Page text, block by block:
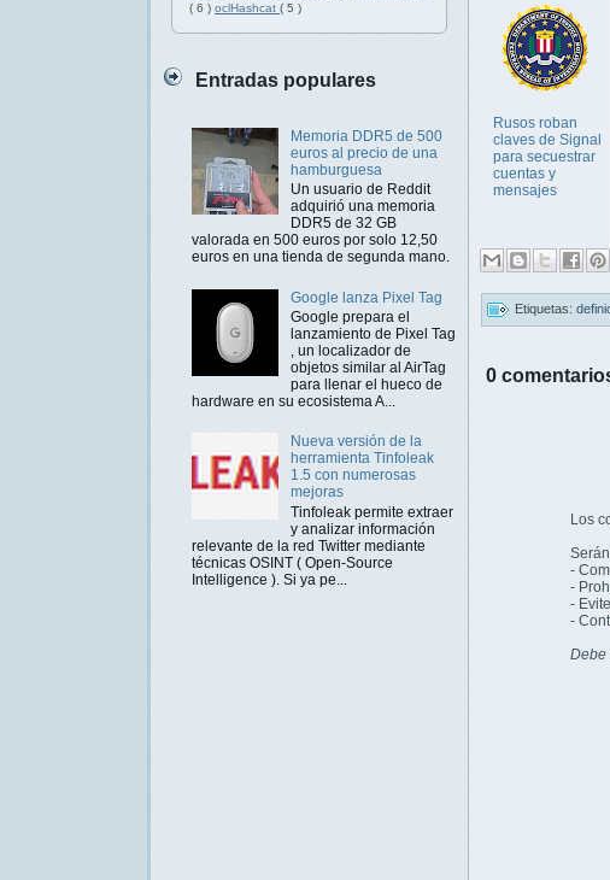
( 6 ) oclHashcat ( 5 )
Entradas populares
Memoria DDR5 de 500
euros al precio de una
hamburguesa
Un usuario de Reddit
adquirió una memoria
DDR5 de 32 GB
valorada en 500 euros por solo 12,50
euros en una tienda de segunda mano.
Google lanza Pixel Tag
Google prepara el
lanzamiento de Pixel Tag
, un localizador de
objetos similar al AirTag
para llenar el hueco de
hardware en su ecosistema A...
Nueva versión de la
herramienta Tinfoleak
1.5 con numerosas
mejoras
Tinfoleak permite extraer
y analizar información
relevante de la red Twitter mediante
técnicas OSINT ( Open-Source
Intelligence ). Si ya pe...
Rusos roban
claves de Signal
para secuestrar
cuentas y
mensajes
Etiquetas:
0
Los
-
-
-
-
Debe